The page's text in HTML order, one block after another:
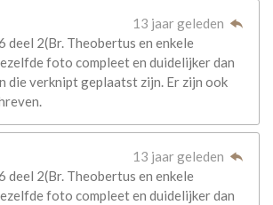
13 jaar geleden
deel 2(Br. Theobertus en enkele
foto compleet en duidelijker dan
die verknipt geplaatst zijn. Er zijn ook
13 jaar geleden
deel 2(Br. Theobertus en enkele
foto compleet en duidelijker dan